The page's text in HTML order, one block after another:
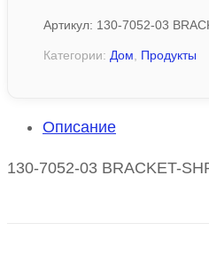
Артикул: 130-7052-03
Категории: Дом, Продукты
Описание
130-7052-03 BRACKET-